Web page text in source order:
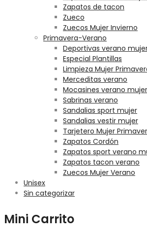
Zapatos de tacon
Zueco
Zuecos Mujer Invierno
Primavera-Verano
Deportivas verano
Especial Plantillas
Limpieza Mujer
Merceditas verano
Mocasines verano mujer
Sabrinas verano
Sandalias sport mujer
Sandalias vestir mujer
Tarjetero Mujer
Zapatos Cordón
Zapatos sport verano
Zapatos tacon verano
Zuecos Mujer Verano
Unisex
Sin categorizar
Mini Carrito